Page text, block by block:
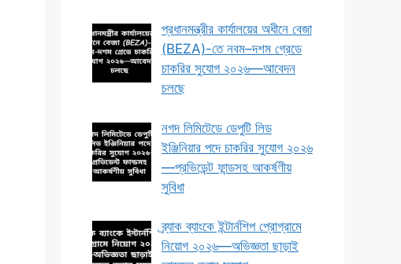
প্রধানমন্ত্রীর কার্যালয়ের অধীনে বেজা
(BEZA)-তে নবম–দশম গ্রেডে
চাকরির সুযোগ ২০২৬—আবেদন
চলছে
নগদ লিমিটেডে ডেপুটি লিড
ইঞ্জিনিয়ার পদে চাকরির সুযোগ ২০২৬
—প্রভিডেন্ট ফান্ডসহ আকর্ষণীয়
সুবিধা
ব্র্যাক ব্যাংকে ইন্টার্নশিপ প্রোগ্রামে
নিয়োগ ২০২৬—অভিজ্ঞতা ছাড়াই